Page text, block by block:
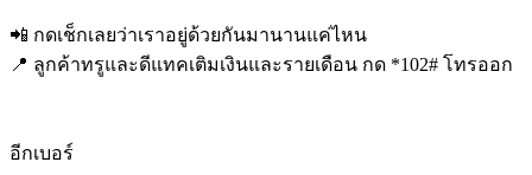
📲 กดเช็กเลยว่าเราอยู่ด้วยกันมานานแค่ไหน
📍 ลูกค้าทรูและดีแทคเติมเงินและรายเดือน กด *102# โทรออก
อีกเบอร์